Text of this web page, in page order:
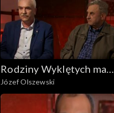
Rodziny Wyklętych mają
głos
Józef Olszewski